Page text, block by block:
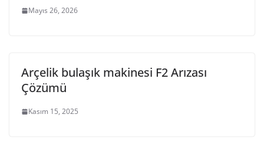
Mayıs 26, 2026
Arçelik bulaşık makinesi F2 Arızası
Çözümü
Kasım 15, 2025